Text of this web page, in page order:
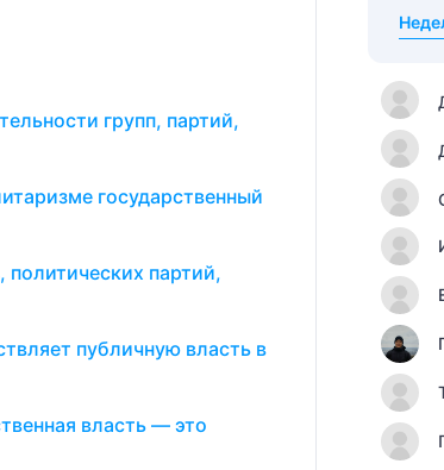
групп, партий,
государственный
политических партий,
публичную власть в
власть — это